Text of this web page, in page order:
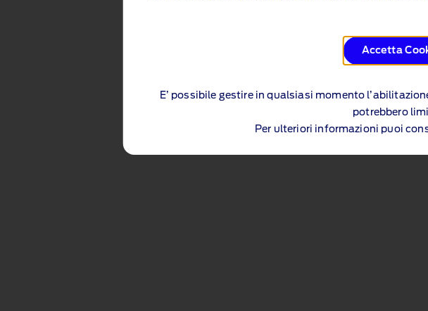
Accetta
E’ possibile gestire in qualsiasi momento
potrebbero
Per ulteriori informazioni puoi